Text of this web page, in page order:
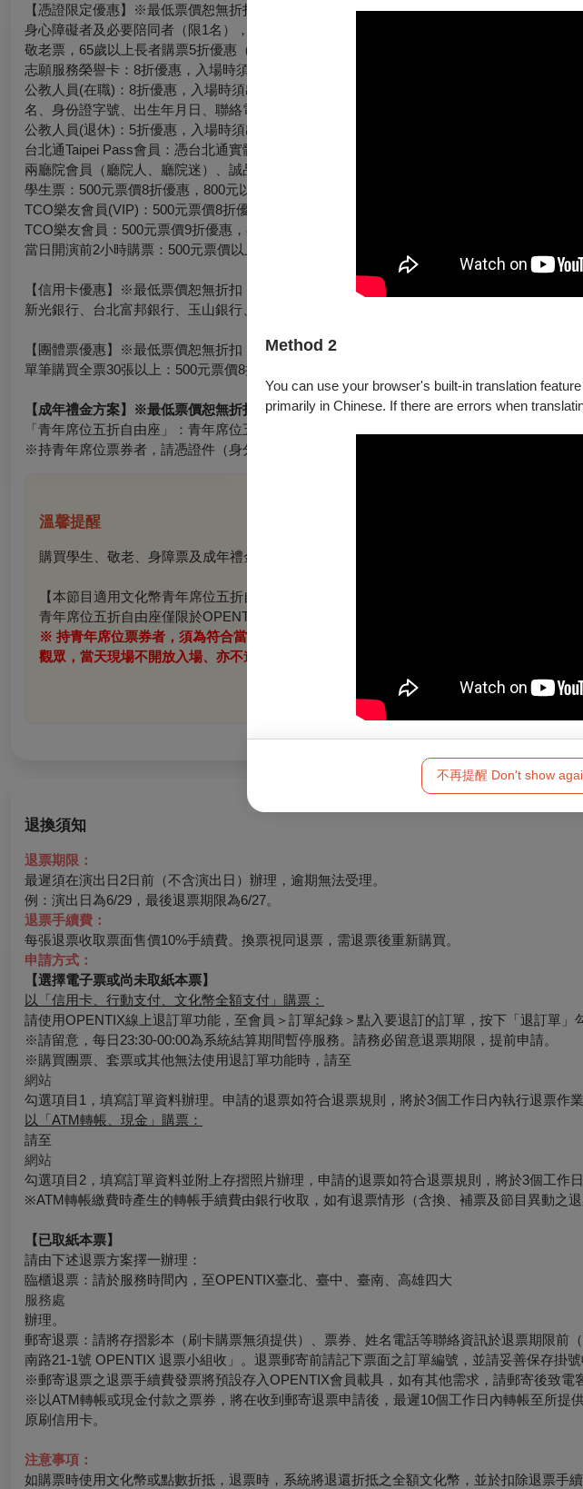
Method 2
You can use your browser's built-in translation
primarily in Chinese. If there are errors when
不再提醒 Don't show
【憑證限定優惠】※最低票價恕無折扣
身心障礙者及必要陪同者（限1名），5折優惠 （身心障礙者及其1名陪同者優惠皆含最低票價
敬老票，65歲以上長者購票5折優惠（含最低票價），入場時須出示證件。
志願服務榮譽卡 ：8折優惠，入場時須出示證件。
公教人員(在職)：8折優惠，入場時須出示證件，並可登錄公務人員終身學習認證課程時數3
名、身份證字號、出生年月日、聯絡電話，傳真至(02)2371-9404臺北市立國樂團，以辦理認
公教人員(退休)：5折優惠，入場時須出示證件。
台北通Taipei Pass會員：憑台北通實體卡或虛擬卡於
兩廳院會員
（廳院人、廳院迷）
、誠品會員：9折優惠。
學生票：500元票價8折優惠，800元以上票價7折優惠，入場時須出示證件。
TCO樂友會員(VIP)：500元票價8折優惠，800元以上票價7折優惠。
TCO樂友會員：500元票價9折優惠，800元以上票價8折優惠。
當日開演前2小時購票：500元票價以上8折優惠（不限售票端點）。
【信用卡優惠】※最低票價恕無折扣
新光銀行、台北富邦銀行、玉山銀行、中國信託銀行卡友：購票享8折優惠。
【團體票優惠】※最低票價恕無折扣
單筆購買全票30張以上：500元票價8折
【成年禮金方案】
※最低票價恕無折扣
「青年席位五折自由座」：青年席位五折自由座僅限於OPENTIX網站與App使用100點以上
※持青年席位票券者，請憑證件（身分證或健保卡）入場
溫馨提醒
購買學生、敬老、身障票及成年禮金方案者，入場請出示有效證件，否則須補票始得入場。
【本節目適用文化幣青年席位五折自由座優惠，提供之場次將顯示專屬折扣方案】
青年席位五折自由座僅限於OPENTIX網站與App
※ 持青年席位票券者，須為符合當年度文化幣發放資格，並於入場時出示持票者之有效身
觀眾，當天現場不開放入場、亦不進行退／換票。
退換須知
退票期限：
最遲須在演出日2日前（不含演出日）辦理，逾期無法受理。
例：演出日為6/29，最後退票期限為6/27。
退票手續費：
每張退票收取票面售價10%手續費。換票視同退票，需退票後重新購買。
申請方式：
【選擇電子票或尚未取紙本票】
以「信用卡、行動支付、文化幣全額支付」購票：
請使用OPENTIX線上退訂單功能，至會員＞訂單紀錄＞點入要退訂的訂單，按下「退訂單」
※請留意，每日23:30-00:00為系統結算期間暫停服務。請務必留意退票期限，提前申請。
※購買團票、套票或其他無法使用退訂單功能時，請至
網站
勾選項目1，填寫訂單資料辦理。申請的退票如符合退票規則，將於3個工作日內執行退票作業
以「ATM轉帳、現金」購票：
請至
網站
勾選項目2，填寫訂單資料並附上存摺照片辦理，申請的退票如符合退票規則，將於3個工作日
※ATM轉帳繳費時產生的轉帳手續費由銀行收取，如有退票情形（含換、補票及節目異動之
【已取紙本票】
請由下述退票方案擇一辦理：
臨櫃退票：請於服務時間內，至OPENTIX臺北、臺中、臺南、高雄四大
服務處
辦理。
郵寄退票：請將存摺影本（刷卡購票無須提供）、票券、姓名電話等聯絡資訊於退票期限前
南路21-1號 OPENTIX 退票小組收」。退票郵寄前請記下票面之訂單編號，並請妥善保存掛號
※郵寄退票之退票手續費發票將預設存入OPENTIX會員載具，如有其他需求，請郵寄後致電
※以ATM轉帳或現金付款之票券，將在收到郵寄退票申請後，最遲10個工作日內轉帳至所提
原刷信用卡。
注意事項：
如購票時使用文化幣或點數折抵，退票時，系統將退還折抵之全額文化幣，並於扣除退票手